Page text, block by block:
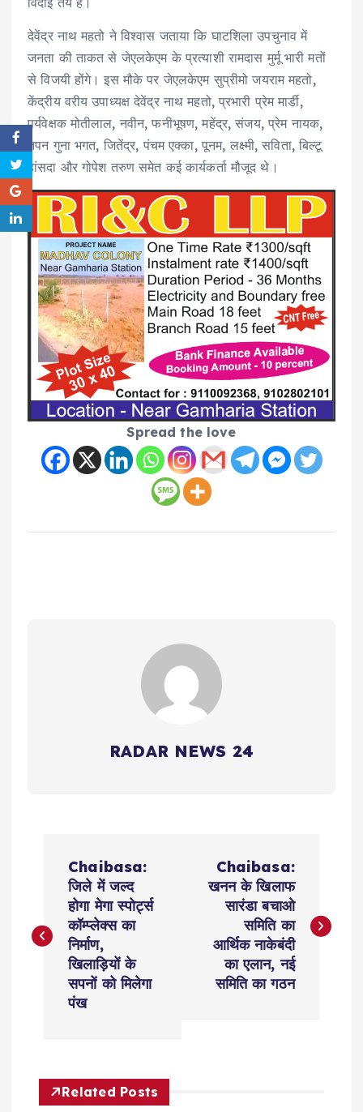
देवेंद्र नाथ महतो ने विश्वास जताया कि घाटशिला उपचुनाव में
जनता की ताकत से जेएलकेएम के प्रत्याशी रामदास मुर्मू भारी मतों
से विजयी होंगे। इस मौके पर जेएलकेएम सुप्रीमो जयराम महतो,
केंद्रीय वरीय उपाध्यक्ष देवेंद्र नाथ महतो, प्रभारी प्रेम मार्डी,
पर्यवेक्षक मोतीलाल, नवीन, फनीभूषण, महेंद्र, संजय, प्रेम नायक,
तपन गुना भगत, जितेंद्र, पंचम एक्का, पूनम, लक्ष्मी, सविता, बिल्टू
हांसदा और गोपेश तरुण समेत कई कार्यकर्ता मौजूद थे।
Spread the love
RADAR NEWS 24
s
v
Chaibasa:
जिले में जल्द
होगा मेगा स्पोर्ट्स
कॉम्प्लेक्स का
निर्माण,
खिलाड़ियों के
सपनों को मिलेगा
पंख
Chaibasa:
खनन के खिलाफ
सारंडा बचाओ
समिति का
आर्थिक नाकेबंदी
का एलान, नई
समिति का गठन
Related Posts